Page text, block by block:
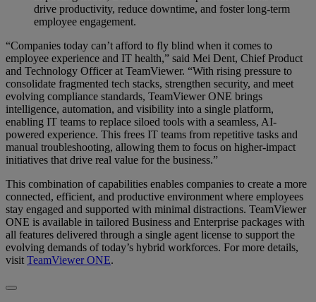
drive productivity, reduce downtime, and foster long-term
employee engagement.
“Companies today can’t afford to fly blind when it comes to
employee experience and IT health,” said Mei Dent, Chief Product
and Technology Officer at TeamViewer. “With rising pressure to
consolidate fragmented tech stacks, strengthen security, and meet
evolving compliance standards, TeamViewer ONE brings
intelligence, automation, and visibility into a single platform,
enabling IT teams to replace siloed tools with a seamless, AI-
powered experience. This frees IT teams from repetitive tasks and
manual troubleshooting, allowing them to focus on higher-impact
initiatives that drive real value for the business.”
This combination of capabilities enables companies to create a more
connected, efficient, and productive environment where employees
stay engaged and supported with minimal distractions. TeamViewer
ONE is available in tailored Business and Enterprise packages with
all features delivered through a single agent license to support the
evolving demands of today’s hybrid workforces. For more details,
visit TeamViewer ONE.